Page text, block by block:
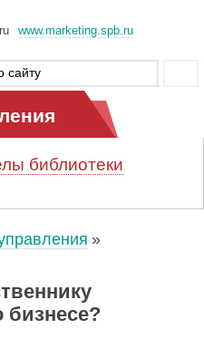
www.marketing.spb.ru
библиотеки
бизнесе?